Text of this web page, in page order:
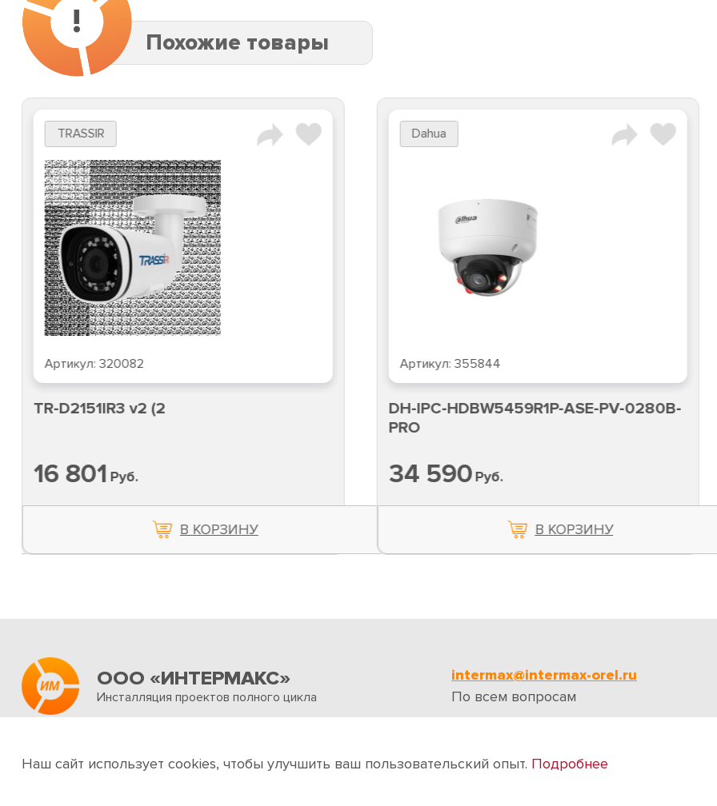
!
Похожие товары
TRASSIR
Артикул:320082
TR-D2151IR3 v2 (2
16 801 Руб.
В КОРЗИНУ
Dahua
Артикул:355844
DH-IPC-HDBW5459R1P-ASE-PV-0280B-
PRO
34 590Руб.
В КОРЗИНУ
ООО «ИНТЕРМАКС»
Инсталляция проектов полного цикла
intermax@intermax-orel.ru
По всем вопросам
Наш сайт использует cookies, чтобы улучшить ваш пользовательский опыт. Подробнее